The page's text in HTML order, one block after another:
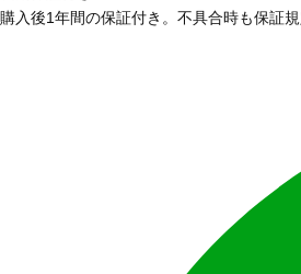
購入後1年間の保証付き。不具合時も保証